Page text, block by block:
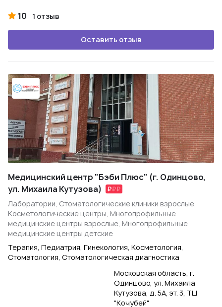
10 1 отзыв
Оставить отзыв
Медицинский центр "Бэби Плюс" (г. Одинцово,
ул. Михаила Кутузова)
Лаборатории, Стоматологические клиники взрослые,
Косметологические центры, Многопрофильные
медицинские центры взрослые, Многопрофильные
медицинские центры детские
Терапия, Педиатрия, Гинекология, Косметология,
Стоматология, Стоматологическая диагностика
Московская область, г.
Одинцово, ул. Михаила
Кутузова, д. 5А, эт. 3, ТЦ
"Кочубей"